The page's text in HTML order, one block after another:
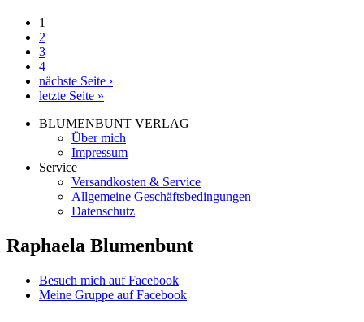
1
2
3
4
nächste Seite ›
letzte Seite »
BLUMENBUNT VERLAG
Über mich
Impressum
Service
Versandkosten & Service
Allgemeine Geschäftsbedingungen
Datenschutz
Raphaela Blumenbunt
Besuch mich auf Facebook
Meine Gruppe auf Facebook